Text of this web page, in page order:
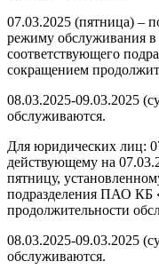
07.03.2025 (пятница) –
режиму обслуживания
соответствующего
сокращением
08.03.2025-09.03.2025
обслуживаются.
Для юридических лиц:
действующему на
пятницу,
подразделения ПАО КБ
продолжительности
08.03.2025-09.03.2025
обслуживаются.